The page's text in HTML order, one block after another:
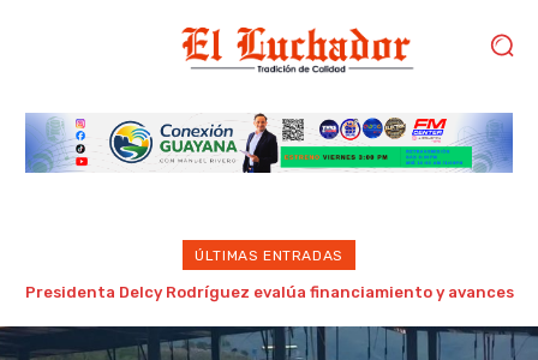
ÚLTIMAS ENTRADAS
Despliegan Plan Venezuela Energía y Vida en once